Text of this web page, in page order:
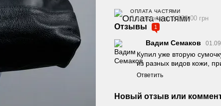
ОПЛАТА ЧАСТЯМИ
3 платежа по 1 650.00 грн
Отзывы 1
Вадим Семаков
Купил уже вторую
из разных видов кожи,
Ответить
Новый отзыв или